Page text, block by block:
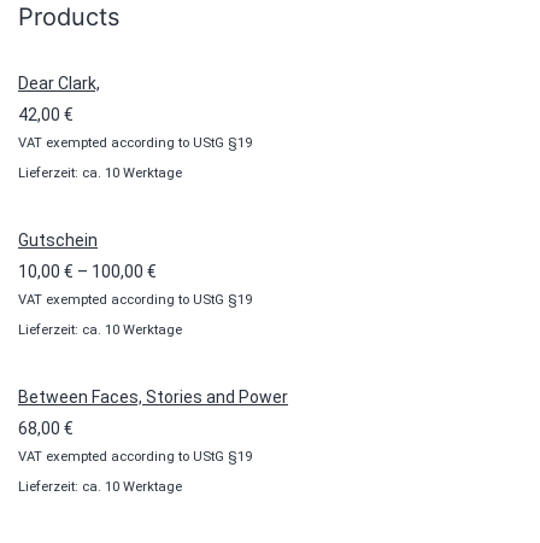
Products
Dear Clark,
42,00 €
VAT exempted according to UStG §19
Lieferzeit: ca. 10 Werktage
Gutschein
10,00 € – 100,00 €
10,00 €
bis
VAT exempted according to UStG §19
Lieferzeit: ca. 10 Werktage
Between Faces, Stories and Power
68,00 €
VAT exempted according to UStG §19
Lieferzeit: ca. 10 Werktage